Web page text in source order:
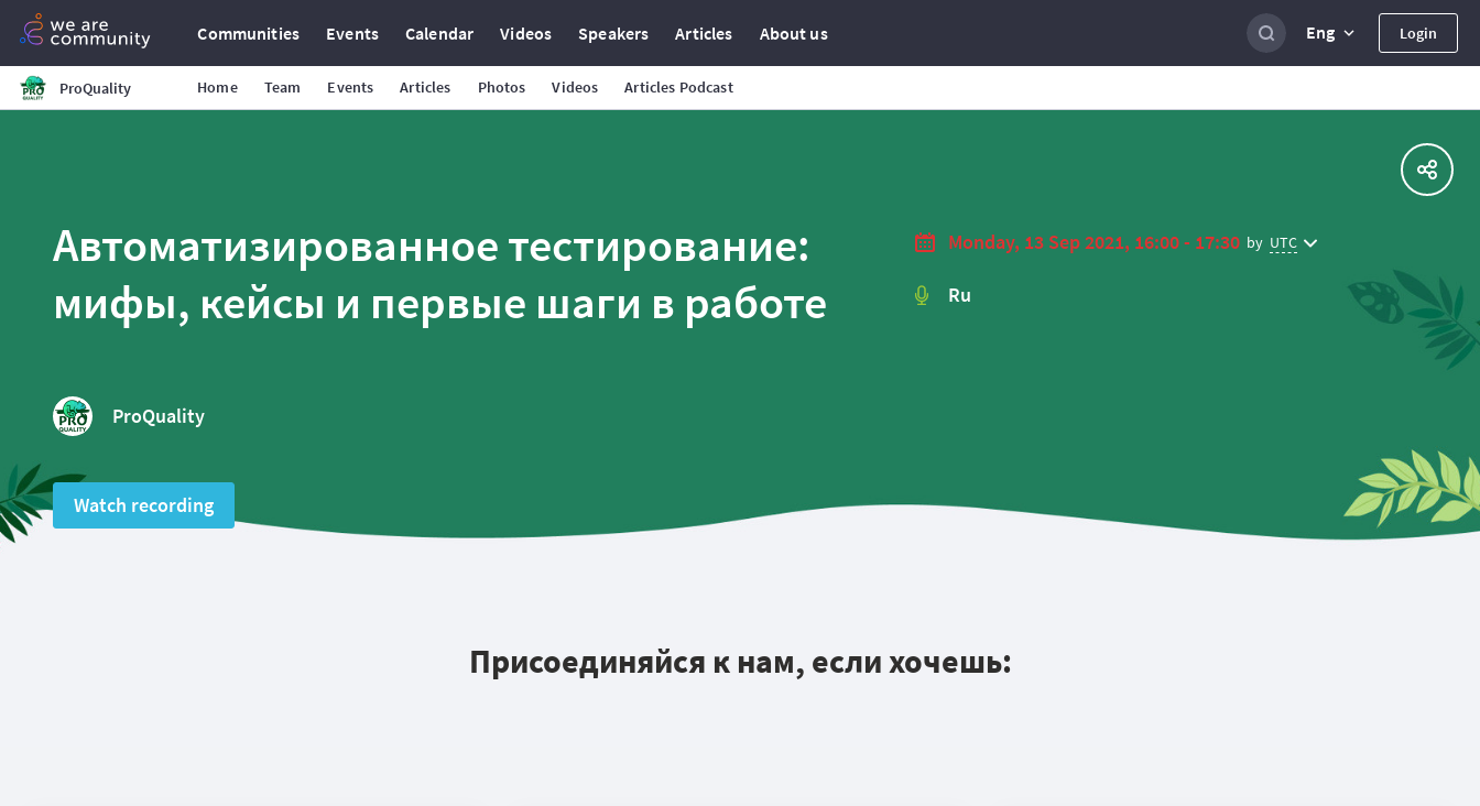
Communities Events Calendar Videos Speakers Articles About us Eng Login
ProQuality Home Team Events Articles Photos Videos Articles Podcast
Автоматизированное тестирование:
мифы, кейсы и первые шаги в работе
ProQuality
Watch recording
Monday, 13 Sep 2021, 16:00 - 17:30 by UTC
Ru
Присоединяйся к нам, если хочешь: